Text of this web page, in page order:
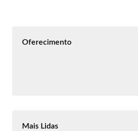
Oferecimento
Mais Lidas